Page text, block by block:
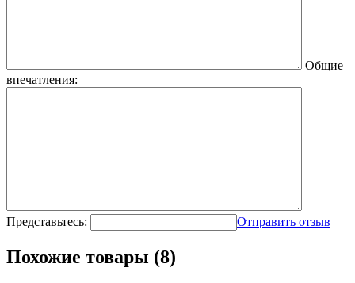
Общие
впечатления:
Представьтесь: Отправить отзыв
Похожие товары (8)